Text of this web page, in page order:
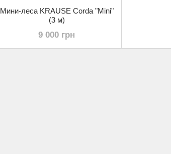
Мини-леса KRAUSE Corda "Mini"
(3 м)
9 000 грн